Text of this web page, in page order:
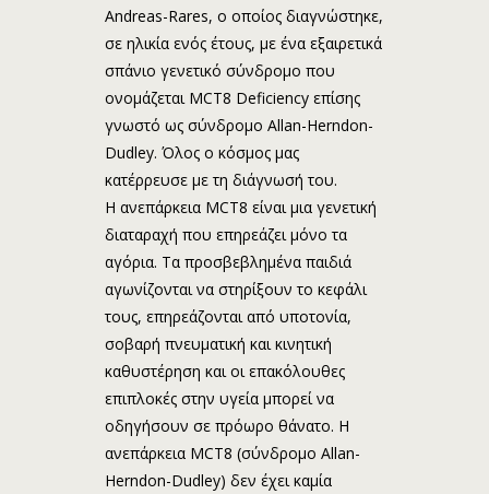
Andreas-Rares, ο οποίος διαγνώστηκε,
σε ηλικία ενός έτους, με ένα εξαιρετικά
σπάνιο γενετικό σύνδρομο που
ονομάζεται MCT8 Deficiency επίσης
γνωστό ως σύνδρομο Allan-Herndon-
Dudley. Όλος ο κόσμος μας
κατέρρευσε με τη διάγνωσή του.
Η ανεπάρκεια MCT8 είναι μια γενετική
διαταραχή που επηρεάζει μόνο τα
αγόρια. Τα προσβεβλημένα παιδιά
αγωνίζονται να στηρίξουν το κεφάλι
τους, επηρεάζονται από υποτονία,
σοβαρή πνευματική και κινητική
καθυστέρηση και οι επακόλουθες
επιπλοκές στην υγεία μπορεί να
οδηγήσουν σε πρόωρο θάνατο. Η
ανεπάρκεια MCT8 (σύνδρομο Allan-
Herndon-Dudley) δεν έχει καμία